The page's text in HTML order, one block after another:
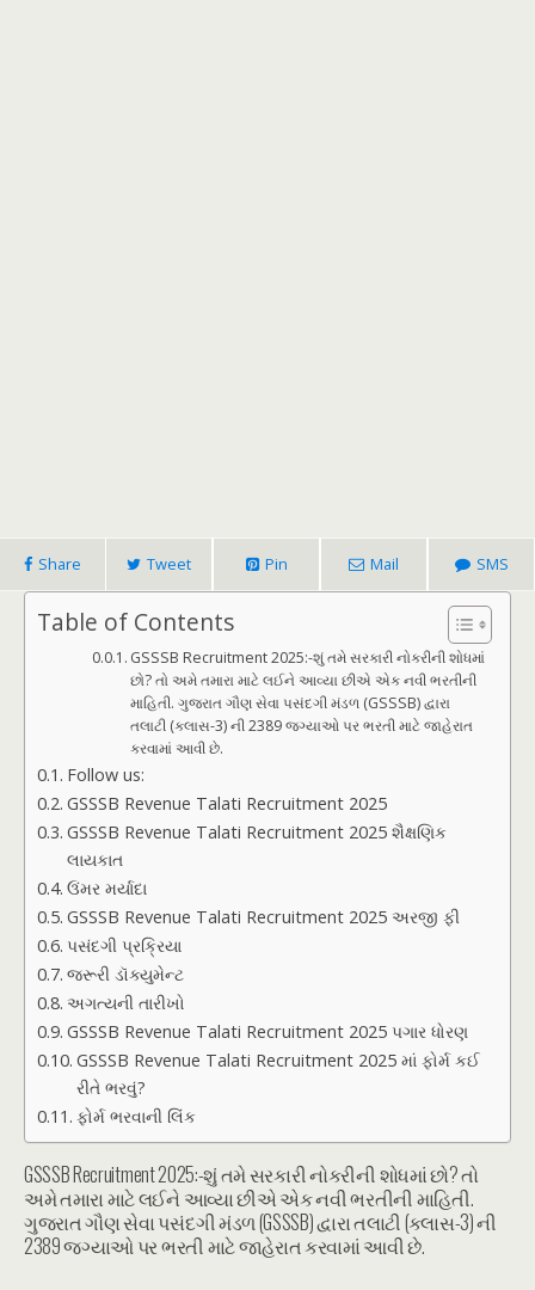
Share Tweet Pin Mail SMS
Table of Contents
GSSSB Recruitment 2025:-શું તમે સરકારી નોકરીની શોધમાં
છો? તો અમે તમારા માટે લઈને આવ્યા છીએ એક નવી ભરતીની
માહિતી. ગુજરાત ગૌણ સેવા પસંદગી મંડળ (GSSSB) દ્વારા
તલાટી (ક્લાસ-3) ની 2389 જગ્યાઓ પર ભરતી માટે જાહેરાત
કરવામાં આવી છે.
Follow us:
GSSSB Revenue Talati Recruitment 2025
GSSSB Revenue Talati Recruitment 2025 શૈક્ષણિક
લાયકાત
ઉંમર મર્યાદા
GSSSB Revenue Talati Recruitment 2025 અરજી ફી
પસંદગી પ્રક્રિયા
જરૂરી ડૉક્યુમેન્ટ
અગત્યની તારીખો
GSSSB Revenue Talati Recruitment 2025 પગાર ધોરણ
GSSSB Revenue Talati Recruitment 2025 માં ફોર્મ કઈ
રીતે ભરવું?
ફોર્મ ભરવાની લિંક
GSSSB Recruitment 2025:-શું તમે સરકારી નોકરીની શોધમાં છો? તો
અમે તમારા માટે લઈને આવ્યા છીએ એક નવી ભરતીની માહિતી.
ગુજરાત ગૌણ સેવા પસંદગી મંડળ (GSSSB) દ્વારા તલાટી (ક્લાસ-3) ની
2389 જગ્યાઓ પર ભરતી માટે જાહેરાત કરવામાં આવી છે.